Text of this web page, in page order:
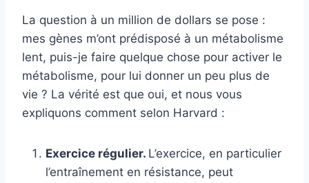
La question à un million de dollars se pose :
mes gènes m’ont prédisposé à un métabolisme
lent, puis-je faire quelque chose pour activer le
métabolisme, pour lui donner un peu plus de
vie ? La vérité est que oui, et nous vous
expliquons comment selon Harvard :
Exercice régulier. L’exercice, en particulier
l’entraînement en résistance, peut